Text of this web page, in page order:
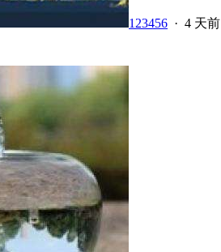
123456 · 4 天前